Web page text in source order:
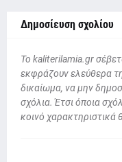
Δημοσίευση σχολίου
To kaliterilamia.gr
εκφράζουν ελεύθερα
δικαίωμα, να μην
σχόλια. Έτσι όποια
κοινό χαρακτηριστικά